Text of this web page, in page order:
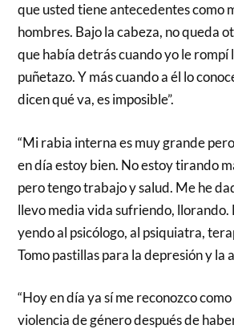
que usted tiene antecedentes como
hombres. Bajo la cabeza, no queda
que había detrás cuando yo le rompí
puñetazo. Y más cuando a él lo
dicen qué va, es imposible”.
“Mi rabia interna es muy grande
en día estoy bien. No estoy tirando
pero tengo trabajo y salud. Me he
llevo media vida sufriendo, llorando.
yendo al psicólogo, al psiquiatra,
Tomo pastillas para la depresión y la
“Hoy en día ya sí me reconozco
violencia de género después de